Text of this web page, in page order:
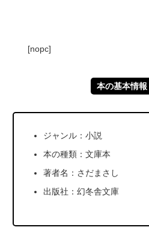
[nopc]
本の基本情報
ジャンル：小説
本の種類：文庫本
著者名：さだまさし
出版社：幻冬舎文庫